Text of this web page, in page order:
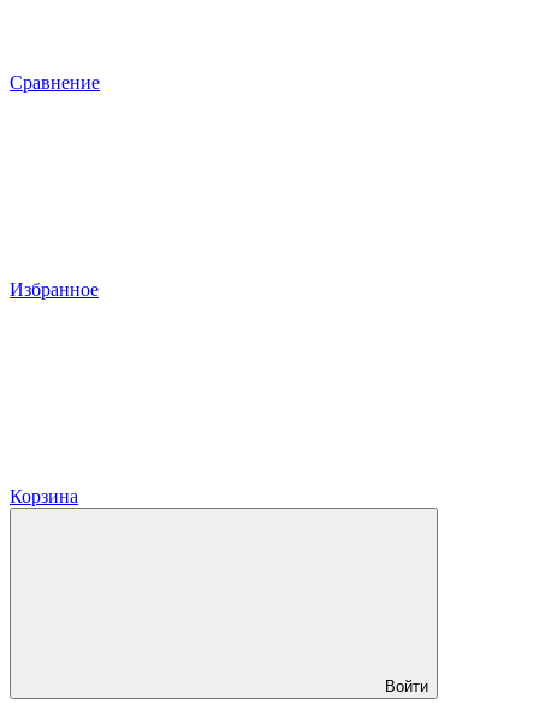
Сравнение
Избранное
Корзина
Войти